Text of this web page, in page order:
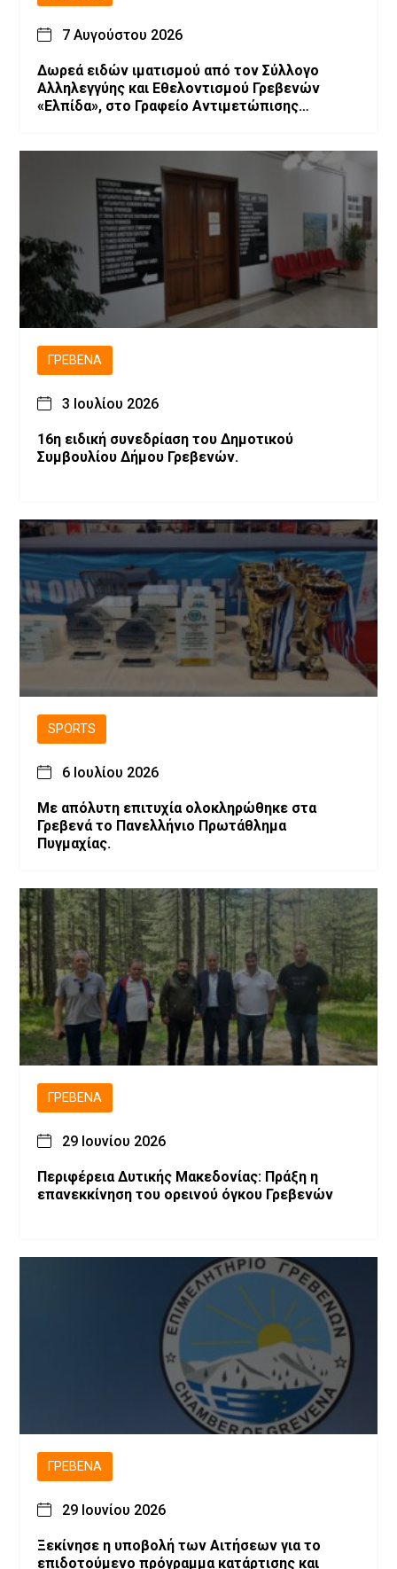
7 Αυγούστου 2026
Δωρεά ειδών ιματισμού από τον Σύλλογο
Αλληλεγγύης και Εθελοντισμού Γρεβενών
«Ελπίδα», στο Γραφείο Αντιμετώπισης
ΓΡΕΒΕΝΆ
3 Ιουλίου 2026
16η ειδική συνεδρίαση του Δημοτικού
Συμβουλίου Δήμου Γρεβενών.
SPORTS
6 Ιουλίου 2026
Με απόλυτη επιτυχία ολοκληρώθηκε στα
Γρεβενά το Πανελλήνιο Πρωτάθλημα
Πυγμαχίας.
ΓΡΕΒΕΝΆ
29 Ιουνίου 2026
Περιφέρεια Δυτικής Μακεδονίας: Πράξη η
επανεκκίνηση του ορεινού όγκου Γρεβενών
ΓΡΕΒΕΝΆ
29 Ιουνίου 2026
Ξεκίνησε η υποβολή των Αιτήσεων για το
επιδοτούμενο πρόγραμμα κατάρτισης και